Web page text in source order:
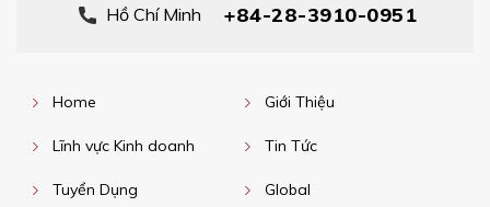
Hồ Chí Minh +84-28-3910-0951
Home Giới Thiệu
Lĩnh vực Kinh doanh Tin Tức
Tuyển Dụng Global